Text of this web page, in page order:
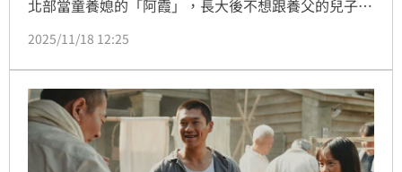
北部當童養媳的「阿霞」，長大後不想跟養父的兒子結
了將表演服裝完美還原50年代歌舞團的模樣，演出的衣
全是「高級訂製服」。
2025/11/18 12:25